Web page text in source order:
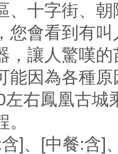
、十字街、
您會看到有
，讓人驚嘆
能因為各種
左右鳳凰古城
]、[中餐:含]